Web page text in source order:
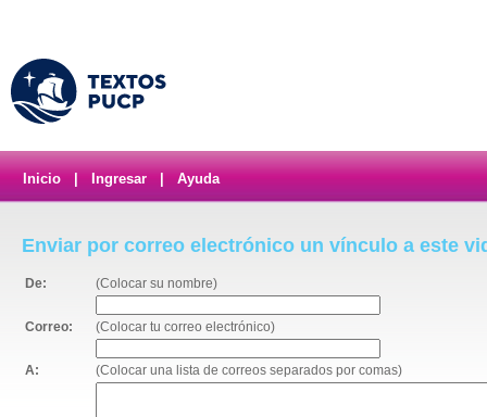
Inicio Ingresar Ayuda
Enviar por correo electrónico un vínculo a este
De: (Colocar su nombre)
Correo: (Colocar tu correo electrónico)
A: (Colocar una lista de correos separados por comas)